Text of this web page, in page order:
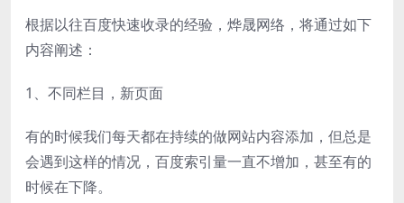
根据以往百度快速收录的经验，烨晟网络，将通过如下
内容阐述：
1、不同栏目，新页面
有的时候我们每天都在持续的做网站内容添加，但总是
会遇到这样的情况，百度索引量一直不增加，甚至有的
时候在下降。